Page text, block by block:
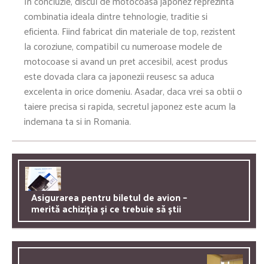
combinatia ideala dintre tehnologie, traditie si
eficienta. Fiind fabricat din materiale de top, rezistent
la coroziune, compatibil cu numeroase modele de
motocoase si avand un pret accesibil, acest produs
este dovada clara ca japonezii reusesc sa aduca
excelenta in orice domeniu. Asadar, daca vrei sa obtii o
taiere precisa si rapida, secretul japonez este acum la
indemana ta si in Romania.
Asigurarea pentru biletul de avion –
merită achiziția și ce trebuie să știi